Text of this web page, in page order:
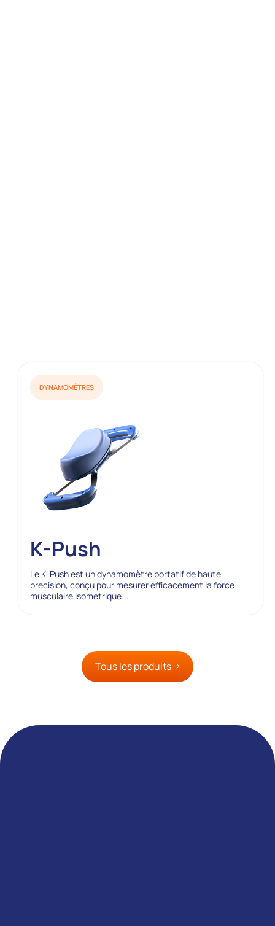
DYNAMOMÈTRES
K-Push
Le K-Push est un dynamomètre portatif de haute
précision, conçu pour mesurer efficacement la force
musculaire isométrique...
Tous les produits